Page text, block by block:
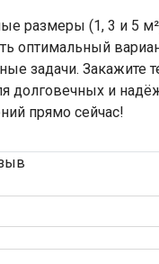
размеры (1, 3 и 5
оптимальный
задачи. Закажите
долговечных и
прямо сейчас!